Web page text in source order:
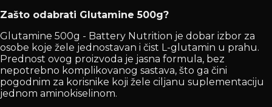
Zašto odabrati Glutamine 500g?
Glutamine 500g - Battery Nutrition je dobar izbor za
osobe koje žele jednostavan i čist L-glutamin u prahu.
Prednost ovog proizvoda je jasna formula, bez
nepotrebno komplikovanog sastava, što ga čini
pogodnim za korisnike koji žele ciljanu suplementaciju
jednom aminokiselinom.